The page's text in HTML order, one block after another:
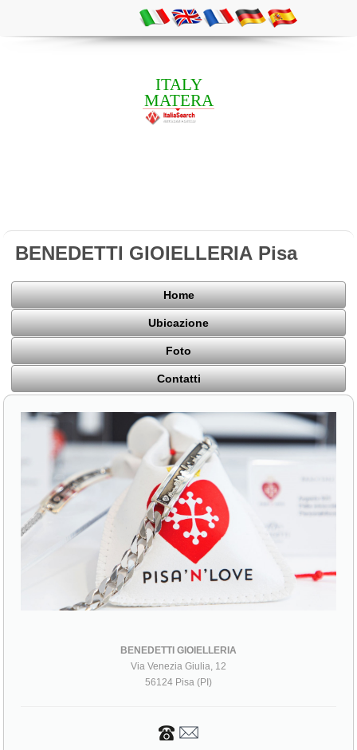
ITALY
MATERA
BENEDETTI GIOIELLERIA Pisa
Home
Ubicazione
Foto
Contatti
BENEDETTI GIOIELLERIA